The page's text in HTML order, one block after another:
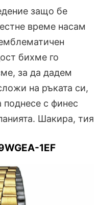
защо бе
време насам
бихме го
за да дадем
на ръката си,
с финес
Шакира, тия
1EF